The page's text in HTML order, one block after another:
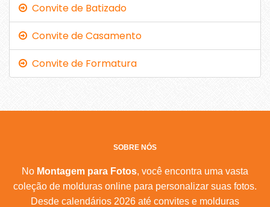
Convite de Batizado
Convite de Casamento
Convite de Formatura
SOBRE NÓS
No Montagem para Fotos, você encontra uma vasta
coleção de molduras online para personalizar suas fotos.
Desde calendários 2026 até convites e molduras